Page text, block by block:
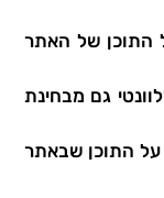
התוכן של האתר
גם מבחינת
על התוכן שבאתר